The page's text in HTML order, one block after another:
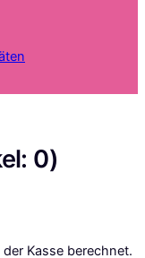
0)
Kasse berechnet.